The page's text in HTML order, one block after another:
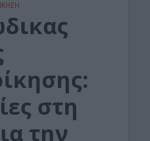
στη
την